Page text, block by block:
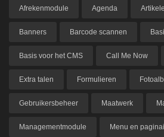
Afrekenmodule Agenda
Banners Barcode scannen
Basis voor het CMS Call Me Now
Extra talen Formulieren
Gebruikersbeheer Maatwerk
Managementmodule Menu en